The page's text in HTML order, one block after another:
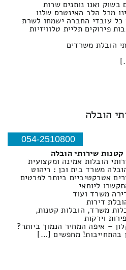
בשוק ואנו נותנים שרות
מכל הלב האינטרס שלנו
כל עובדי החברה ישמחו לשרת
פירוקים תליית טלוויזיות
הובלת משרדים
הובלה
054-2510800
שירותי הובלה
הובלות אמינה ומקצועית
משרד בית וכן : ריהוט
אטרקטיביים ביותר לפרטים
ליוחאי
משרד ועוד
דירות
משרד, הובלות קטנות,
וירקות
– איפה המחיר הנמוך ביותר?
בהתחייבות! מחפשים […]